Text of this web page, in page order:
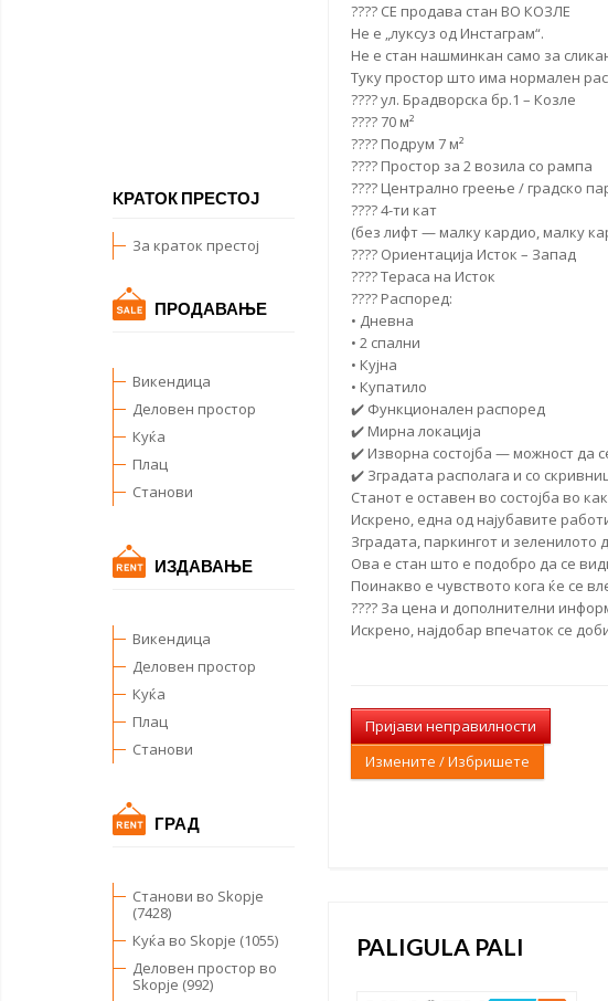
KРАТОК ПРЕСТОЈ
За краток престој
ПРОДАВАЊЕ
Викендица
Деловен простор
Куќа
Плац
Станови
ИЗДАВАЊЕ
Викендица
Деловен простор
Куќа
Плац
Станови
ГРАД
Станови во Skopje
(7428)
Куќа во Skopje (1055)
Деловен простор во
Skopje (992)
???? СЕ продава стан ВО КОЗЛЕ
Не е „луксуз од Инстаграм“.
Не е стан нашминкан само за
Туку простор што има нормален
???? ул. Брадворска бр.1 – Козле
???? 70 м²
???? Подрум 7 м²
???? Простор за 2 возила со рампа
???? Централно греење / градско
???? 4-ти кат
(без лифт — малку кардио, малку
???? Ориентација Исток – Запад
???? Тераса на Исток
????️ Распоред:
• Дневна
• 2 спални
• Кујна
• Купатило
✔️ Функционален распоред
✔️ Мирна локација
✔️ Изворна состојба — можност да
✔️ Зградата располага и со
Станот е оставен во состојба во
Искрено, една од најубавите
Зградата, паркингот и зеленилото
Ова е стан што е подобро да се
Поинакво е чувството кога ќе се
???? За цена и дополнителни
Искрено, најдобар впечаток се
Пријави неправилности
Измените / Избришете
PALIGULA PALI